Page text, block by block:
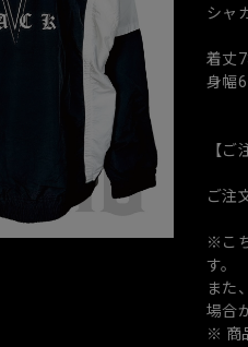
シャ
着丈
身幅
【
ご注
※こ
す。
また
場合
※ 商